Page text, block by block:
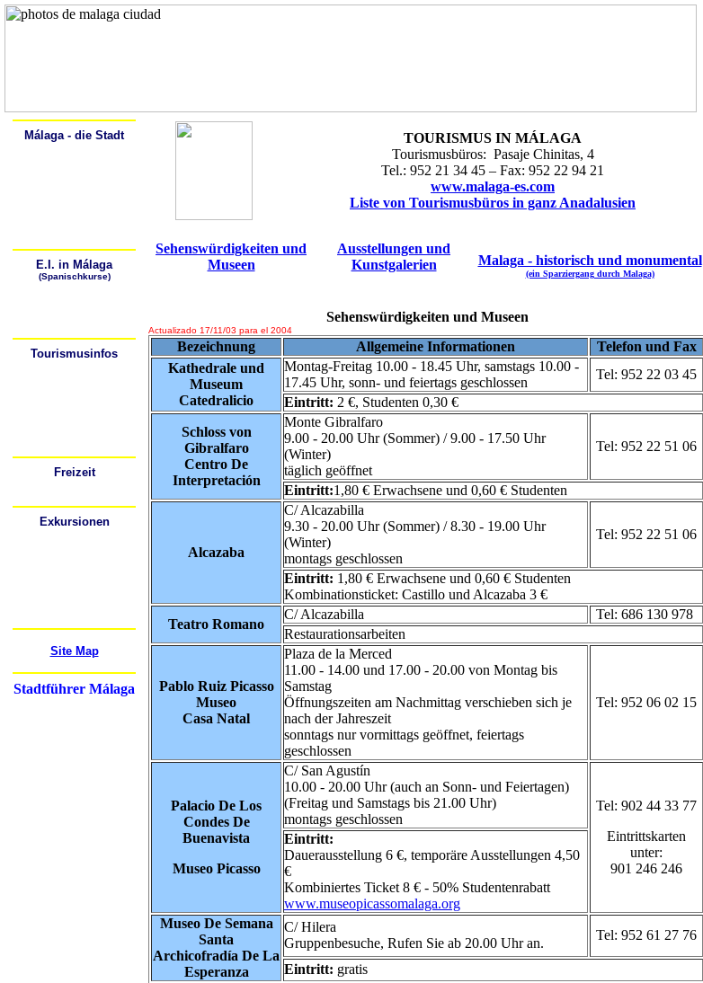
TOURISMUS IN MÁLAGA
Tourismusbüros: Pasaje Chinitas, 4
Tel.: 952 21 34 45 – Fax: 952 22 94 21
www.malaga-es.com
Liste von Tourismusbüros in ganz Anadalusien
Sehenswürdigkeiten und
Museen
Ausstellungen und
Kunstgalerien
Malaga - historisch und monumental
(ein Sparziergang durch Malaga)
Sehenswürdigkeiten und Museen
Actualizado 17/11/03 para el 2004
Bezeichnung Allgemeine Informationen
Telefon und Fax
Kathedrale und
Museum
Catedralicio
Montag-Freitag 10.00 - 18.45 Uhr, samstags 10.00 -
17.45 Uhr, sonn- und feiertags geschlossen
Tel: 952 22 03 45
Eintritt: 2 €, Studenten 0,30 €
Schloss von
Gibralfaro
Centro De
Interpretación
Monte Gibralfaro
9.00 - 20.00 Uhr (Sommer) / 9.00 - 17.50 Uhr
(Winter)
täglich geöffnet
Tel: 952 22 51 06
Eintritt:1,80 € Erwachsene und 0,60 € Studenten
Alcazaba
C/ Alcazabilla
9.30 - 20.00 Uhr (Sommer) / 8.30 - 19.00 Uhr
(Winter)
montags geschlossen
Tel: 952 22 51 06
Eintritt: 1,80 € Erwachsene und 0,60 € Studenten
Kombinationsticket: Castillo und Alcazaba 3 €
Teatro Romano
C/ Alcazabilla
Tel: 686 130 978
Restaurationsarbeiten
Pablo Ruiz Picasso
Museo
Casa Natal
Plaza de la Merced
11.00 - 14.00 und 17.00 - 20.00 von Montag bis
Samstag
Öffnungszeiten am Nachmittag verschieben sich je
nach der Jahreszeit
sonntags nur vormittags geöffnet, feiertags
geschlossen
Tel: 952 06 02 15
Palacio De Los
Condes De
Buenavista
Museo Picasso
C/ San Agustín
10.00 - 20.00 Uhr (auch an Sonn- und Feiertagen)
(Freitag und Samstags bis 21.00 Uhr)
montags geschlossen
Tel: 902 44 33 77
Eintrittskarten
unter:
901 246 246
Eintritt:
Dauerausstellung 6 €, temporäre Ausstellungen 4,50
€
Kombiniertes Ticket 8 € - 50% Studentenrabatt
www.museopicassomalaga.org
Museo De Semana
Santa
Archicofradía De La
Esperanza
C/ Hilera
Gruppenbesuche, Rufen Sie ab 20.00 Uhr an.
Tel: 952 61 27 76
Eintritt: gratis
Málaga - die Stadt
E.I. in Málaga
(Spanischkurse)
Tourismusinfos
Freizeit
Exkursionen
Site Map
Stadtführer Málaga